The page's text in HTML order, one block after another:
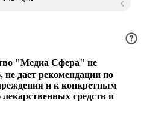
"Медиа Сфера" не
не дает рекомендации по
и к конкретным
средств и